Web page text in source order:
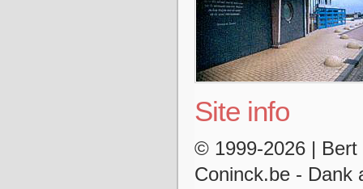
Site info
© 1999-2026 |
Coninck.be - Dank